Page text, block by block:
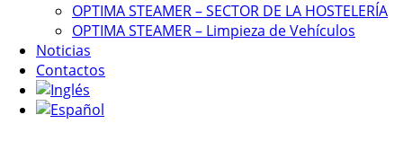
OPTIMA STEAMER – SECTOR DE LA HOSTELERÍA
OPTIMA STEAMER – Limpieza de Vehículos
Noticias
Contactos